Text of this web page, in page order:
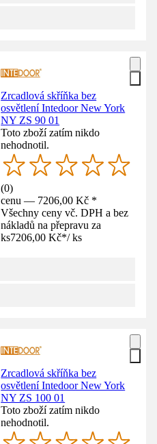
Zrcadlová skříňka bez
osvětlení Intedoor New York
NY ZS 90 01
Toto zboží zatím nikdo
nehodnotil.
(0)
cenu — 7206,00 Kč *
Všechny ceny vč. DPH a bez
nákladů na přepravu za
ks7206,00 Kč*/ ks
Zrcadlová skříňka bez
osvětlení Intedoor New York
NY ZS 100 01
Toto zboží zatím nikdo
nehodnotil.